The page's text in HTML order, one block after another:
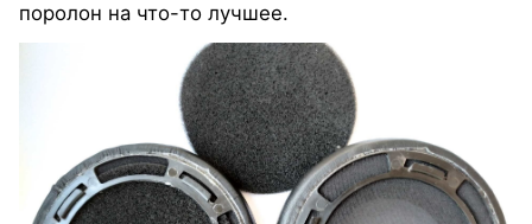
поролон на что-то лучшее.